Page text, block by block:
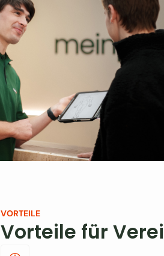
VORTEILE
Vorteile für